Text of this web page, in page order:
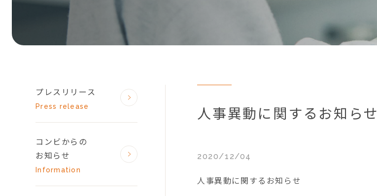
人事異動に関するお知らせ
2020/12/04
人事異動に関するお知らせ
プレスリリース
Press release
コンビからの
お知らせ
Information